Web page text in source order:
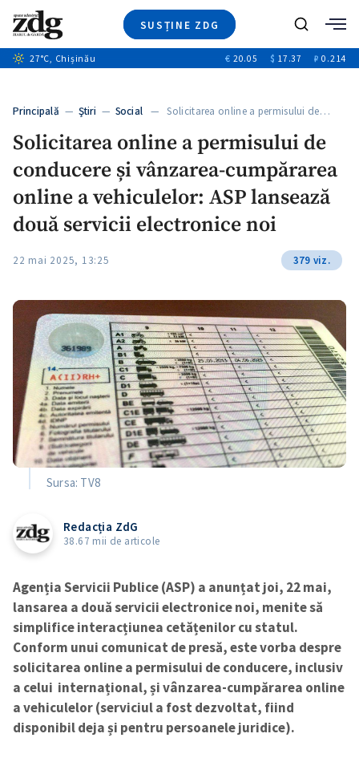
SUSȚINE ZDG
Ştiri
+6
Video
Special
ZdGust
Caută
27°C, Chișinău € 20.05 $ 17.37 ₽ 0.214
Principală — Ştiri — Social — Solicitarea online a permisului de…
Solicitarea online a permisului de
conducere și vânzarea-cumpărarea
online a vehiculelor: ASP lansează
două servicii electronice noi
22 mai 2025, 13:25 379 viz.
Sursa: TV8
Redacția ZdG
38.67 mii de articole
Agenția Servicii Publice (ASP) a anunțat joi, 22 mai,
lansarea a două servicii electronice noi, menite să
simplifice interacțiunea cetățenilor cu statul.
Conform unui comunicat de presă, este vorba despre
solicitarea online a permisului de conducere, inclusiv
a celui internațional, și vânzarea-cumpărarea online
a vehiculelor (serviciul a fost dezvoltat, fiind
disponibil deja și pentru persoanele juridice).